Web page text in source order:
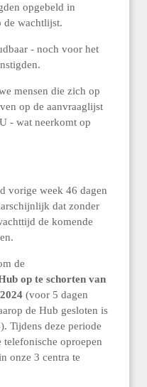
opgebeld in
de wachtlijst.
- noch voor het
mensen die zich op
op de aanvraaglijst
- wat neerkomt op
vorige week 46 dagen
dat zonder
de komende
de
op te schorten van
(voor 5 dagen
de Hub gesloten is
Tijdens deze periode
oproepen
onze 3 centra te